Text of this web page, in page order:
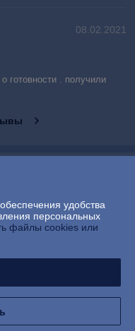
08.02.2021
готовности . получили
удобства
персональных
файлы cookies или